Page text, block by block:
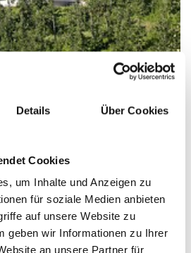
Details Über Cookies
Cookies
um Inhalte und Anzeigen zu
für soziale Medien anbieten
auf unsere Website zu
geben wir Informationen zu Ihrer
an unsere Partner für